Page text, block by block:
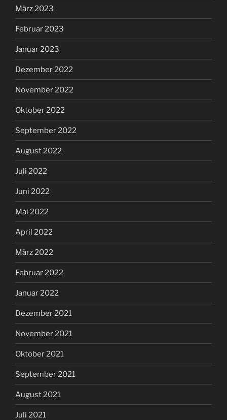
März 2023
Februar 2023
Januar 2023
Dezember 2022
November 2022
Oktober 2022
September 2022
August 2022
Juli 2022
Juni 2022
Mai 2022
April 2022
März 2022
Februar 2022
Januar 2022
Dezember 2021
November 2021
Oktober 2021
September 2021
August 2021
Juli 2021